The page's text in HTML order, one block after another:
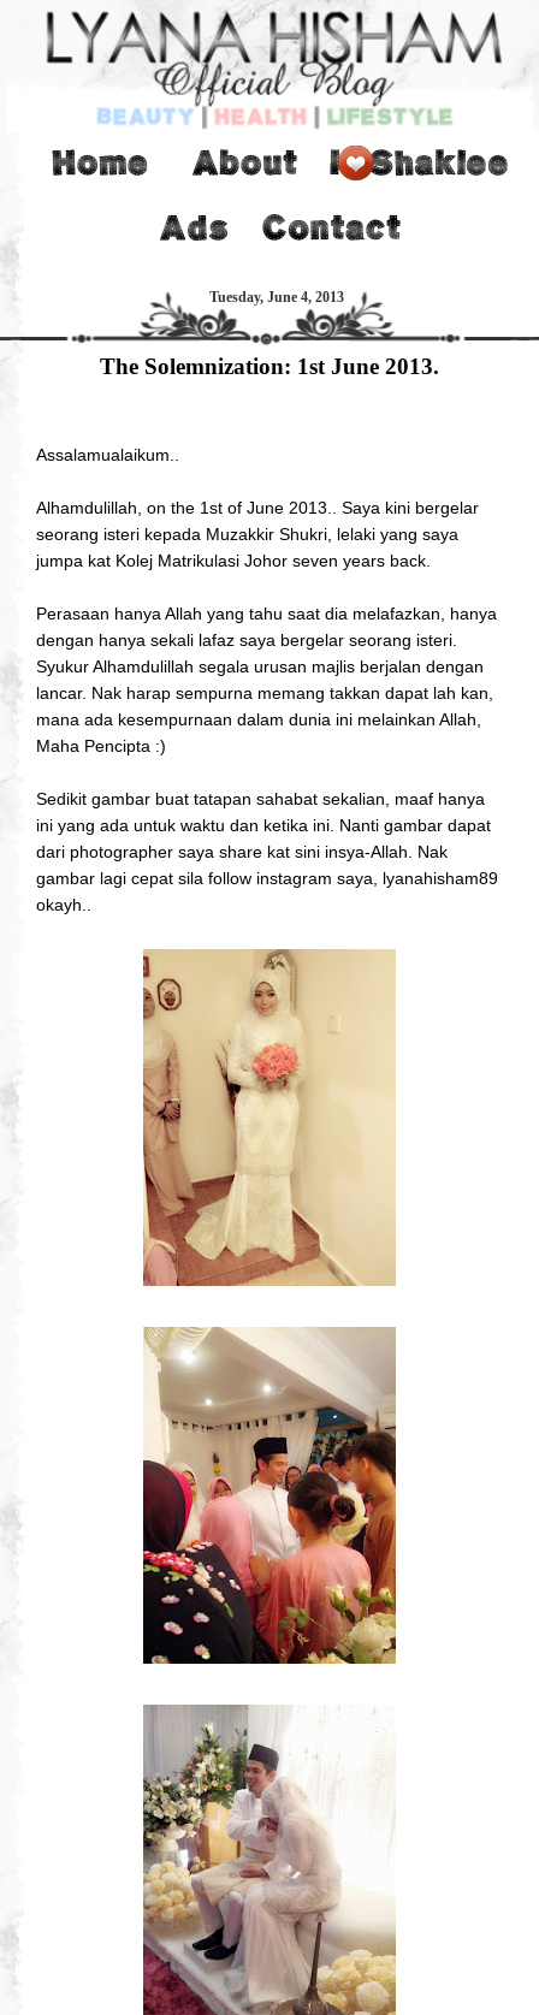
Tuesday, June 4, 2013
The Solemnization: 1st June 2013.
Assalamualaikum..
Alhamdulillah, on the 1st of June 2013.. Saya kini bergelar
seorang isteri kepada Muzakkir Shukri, lelaki yang saya
jumpa kat Kolej Matrikulasi Johor seven years back.
Perasaan hanya Allah yang tahu saat dia melafazkan, hanya
dengan hanya sekali lafaz saya bergelar seorang isteri.
Syukur Alhamdulillah segala urusan majlis berjalan dengan
lancar. Nak harap sempurna memang takkan dapat lah kan,
mana ada kesempurnaan dalam dunia ini melainkan Allah,
Maha Pencipta :)
Sedikit gambar buat tatapan sahabat sekalian, maaf hanya
ini yang ada untuk waktu dan ketika ini. Nanti gambar dapat
dari photographer saya share kat sini insya-Allah. Nak
gambar lagi cepat sila follow instagram saya, lyanahisham89
okayh..